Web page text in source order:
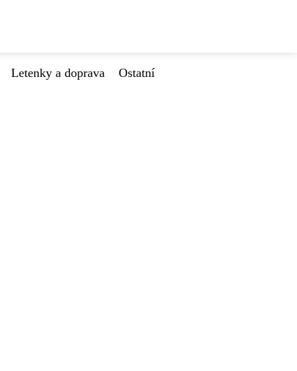
Letenky a doprava
Ostatní